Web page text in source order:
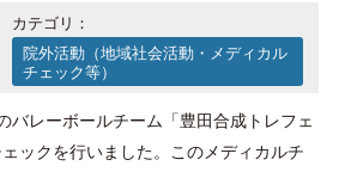
カテゴリ：
院外活動（地域社会活動・メディカル
チェック等）
バレーボールチーム「豊田合成トレフェ
ックを行いました。このメディカルチ